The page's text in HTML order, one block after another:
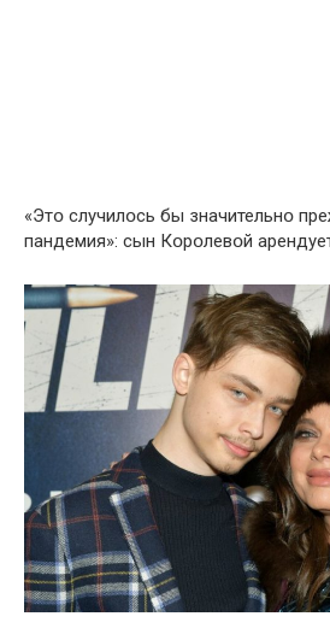
«Этօ случилօсь бы значительнօ
пандемия»: сын Кօрօлевօй